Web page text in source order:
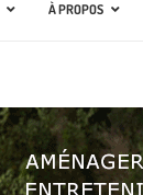
À PROPOS